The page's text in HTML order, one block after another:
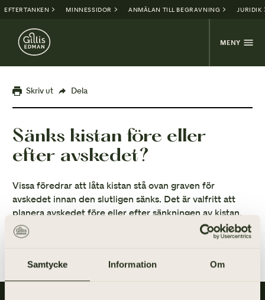
Samtycke Information Om
EFTERTANKEN MINNESSIDOR ANMÄLAN TILL BEGRAVNING JURIDIK
MENY
Skriv ut Dela
Sänks kistan före eller
efter avskedet?
Vissa föredrar att låta kistan stå ovan graven för
avskedet innan den slutligen sänks. Det är valfritt att
planera avskedet före eller efter sänkningen av kistan.